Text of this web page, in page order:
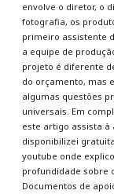
envolve o diretor, o
fotografia, os
primeiro assistente
a equipe de
projeto é diferente
do orçamento, mas
algumas questões
universais. Em
este artigo assista à
disponibilizei
youtube onde
profundidade sobre
Documentos de